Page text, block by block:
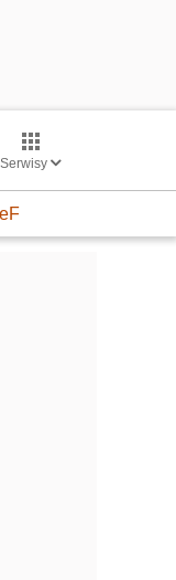
Serwisy